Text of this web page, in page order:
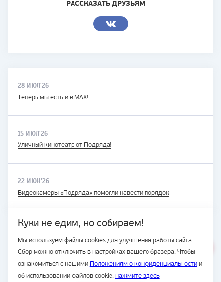
Куки не едим, но собираем!
Мы используем файлы cookies для улучшения работы сайта.
Сбор можно отключить в настройках вашего бразера. Чтобы
ознакомиться с нашими Положениям о конфиденциальностии
об использовании файлов cookie. нажмите здесь
РАССКАЗАТЬ ДРУЗЬЯМ
28 ИЮЛ'26
Теперь мы есть и в MAX!
15 ИЮЛ'26
Уличный кинотеатр от Подряда!
22 ИЮН'26
Видеокамеры «Подряда» помогли навести порядок
© Подряд, 1997-2026